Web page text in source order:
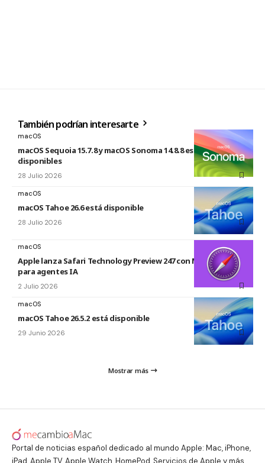
También podrían interesarte
macOS
macOS Sequoia 15.7.8 y macOS Sonoma 14.8.8 están
disponibles
28 Julio 2026
macOS
macOS Tahoe 26.6 está disponible
28 Julio 2026
macOS
Apple lanza Safari Technology Preview 247 con MCP Server
para agentes IA
2 Julio 2026
macOS
macOS Tahoe 26.5.2 está disponible
29 Junio 2026
Mostrar más
Portal de noticias español dedicado al mundo Apple: Mac, iPhone,
iPad, Apple TV, Apple Watch, HomePod, Servicios de Apple y más.